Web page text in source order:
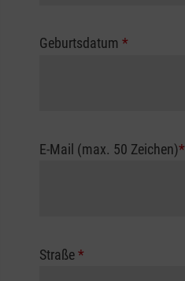
Geburtsdatum *
E-Mail (max. 50 Zeichen)*
Straße*